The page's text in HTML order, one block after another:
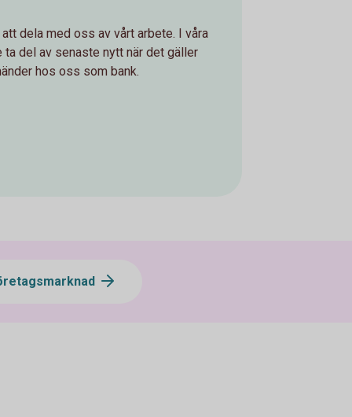
dela med oss av vårt arbete. I våra
ta del av senaste nytt när det gäller
hos oss som bank.